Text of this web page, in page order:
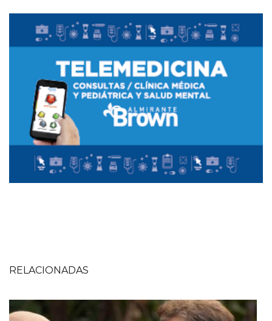
RELACIONADAS